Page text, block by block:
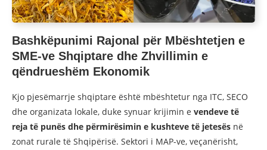
Bashkëpunimi Rajonal për Mbështetjen e
SME-ve Shqiptare dhe Zhvillimin e
qëndrueshëm Ekonomik
Kjo pjesëmarrje shqiptare është mbështetur nga ITC, SECO
dhe organizata lokale, duke synuar krijimin e vendeve të
reja të punës dhe përmirësimin e kushteve të jetesës në
zonat rurale të Shqipërisë. Sektori i MAP-ve, veçanërisht,